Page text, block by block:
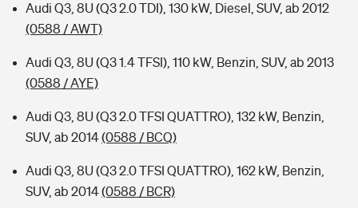
Audi Q3, 8U (Q3 2.0 TDI), 130 kW, Diesel, SUV, ab 2012
(0588 / AWT)
Audi Q3, 8U (Q3 1.4 TFSI), 110 kW, Benzin, SUV, ab 2013
(0588 / AYE)
Audi Q3, 8U (Q3 2.0 TFSI QUATTRO), 132 kW, Benzin,
SUV, ab 2014(0588 / BCQ)
Audi Q3, 8U (Q3 2.0 TFSI QUATTRO), 162 kW, Benzin,
SUV, ab 2014(0588 / BCR)